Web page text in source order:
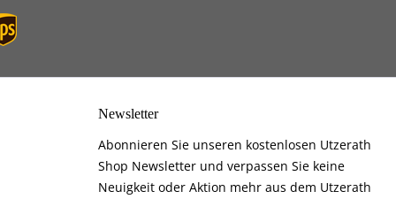
Newsletter
Abonnieren Sie unseren kostenlosen Utzerath
Shop Newsletter und verpassen Sie keine
Neuigkeit oder Aktion mehr aus dem Utzerath